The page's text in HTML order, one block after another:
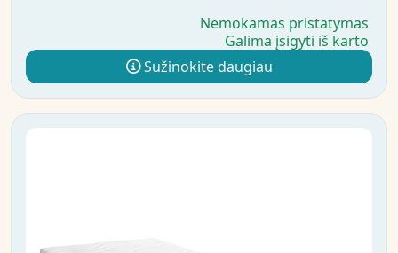
Nemokamas pristatymas
Galima įsigyti iš karto
Sužinokite daugiau